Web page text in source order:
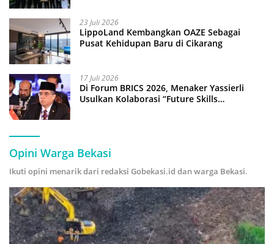
23 Juli 2026
LippoLand Kembangkan OAZE Sebagai
Pusat Kehidupan Baru di Cikarang
17 Juli 2026
Di Forum BRICS 2026, Menaker Yassierli
Usulkan Kolaborasi “Future Skills
Opini Warga Bekasi
Ikuti opini menarik dari redaksi Gobekasi.id dan warga Bekasi.